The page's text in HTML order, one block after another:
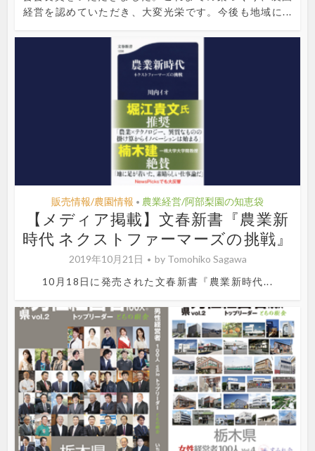
経営を認めていただき、大変光栄です。今後も地域に...
販売情報/農園情報 • 農業経営/阿部梨園の知恵袋
【メディア掲載】文春新書『農業新
時代 ネクストファーマーズの挑戦』
2019年10月21日 by Tomohiko Sagawa
10月18日に発売された文春新書『農業新時代...